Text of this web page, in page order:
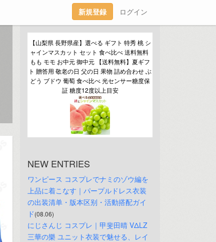
新規登録 ログイン
【山梨県 長野県産】選べる ギフト 特秀 桃 シ
ャインマスカット セット 食べ比べ 送料無料
もも モモ お中元 御中元 【送料無料】夏ギフ
ト 贈答用 敬老の日 父の日 果物 詰め合わせ ぶ
どう ブドウ 葡萄 食べ比べ 光センサー糖度保
証 糖度12度以上目安
NEW ENTRIES
ワンピース コスプレでナミのゾウ編を
上品に着こなす｜パープルドレス衣装
の出装清单・版本区别・活動搭配ガイ
ド(08.06)
にじさんじ コスプレ｜甲斐田晴 VΔLZ
三華の樂 ユニット衣装で魅せる、レイ